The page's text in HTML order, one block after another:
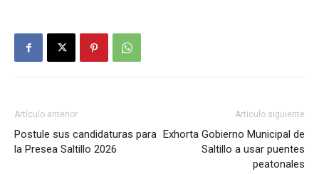
Artículo anterior
Postule sus candidaturas para
la Presea Saltillo 2026
Artículo siguiente
Exhorta Gobierno Municipal de
Saltillo a usar puentes
peatonales